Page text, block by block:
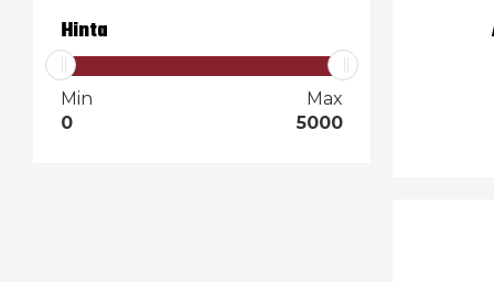
Hinta
Min
0
Max
5000